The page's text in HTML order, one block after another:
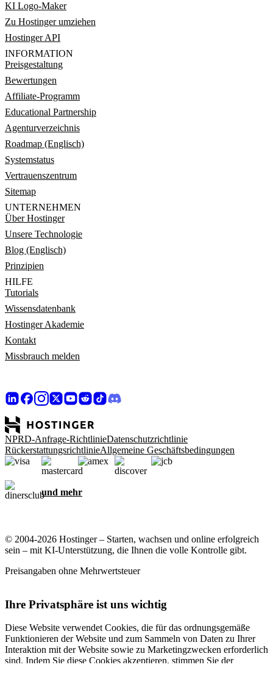
KI Logo-Maker
Zu Hostinger umziehen
Hostinger API
INFORMATION
Preisgestaltung
Bewertungen
Affiliate-Programm
Educational Partnership
Agenturverzeichnis
Roadmap (Englisch)
Systemstatus
Vertrauenszentrum
Sitemap
UNTERNEHMEN
Über Hostinger
Unsere Technologie
Blog (Englisch)
Prinzipien
HILFE
Tutorials
Wissensdatenbank
Hostinger Akademie
Kontakt
Missbrauch melden
NPRD-Anfrage-RichtlinieDatenschutzrichtlinie
RückerstattungsrichtlinieAllgemeine Geschäftsbedingungen
und mehr
© 2004-2026 Hostinger – Starten, wachsen und online erfolgreich
sein – mit KI-Unterstützung, die Ihnen die volle Kontrolle gibt.
Preisangaben ohne Mehrwertsteuer
Ihre Privatsphäre ist uns wichtig
Diese Website verwendet Cookies, die für das ordnungsgemäße
Funktionieren der Website und zum Sammeln von Daten zu Ihrer
Interaktion mit der Website sowie zu Marketingzwecken erforderlich
sind. Indem Sie diese Cookies akzeptieren, stimmen Sie der